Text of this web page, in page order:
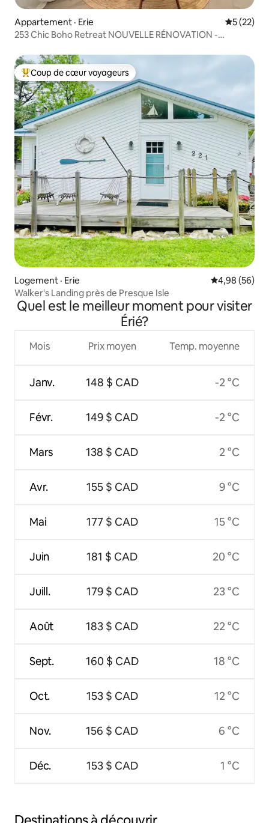
Appartement · Erie Note
5 (22)
253 Chic Boho Retreat NOUVELLE RÉNOVATION -
Coup de cœur voyageurs parmi les plus aimés
Coup de cœur voyageurs
Logement · Erie Note
4,98 (56)
Walker's Landing près de Presque Isle
Quel est le meilleur moment pour visiter
Érié?
Mois
Janv.
Févr.
Mars
Avr.
Mai
Juin
Juill.
Août
Sept.
Oct.
Nov.
Déc.
Prix moyen
148 $ CAD
149 $ CAD
138 $ CAD
155 $ CAD
177 $ CAD
181 $ CAD
179 $ CAD
183 $ CAD
160 $ CAD
153 $ CAD
156 $ CAD
153 $ CAD
Temp. moyenne
-2 °C
-2 °C
2 °C
9 °C
15 °C
20 °C
23 °C
22 °C
18 °C
12 °C
6 °C
1 °C